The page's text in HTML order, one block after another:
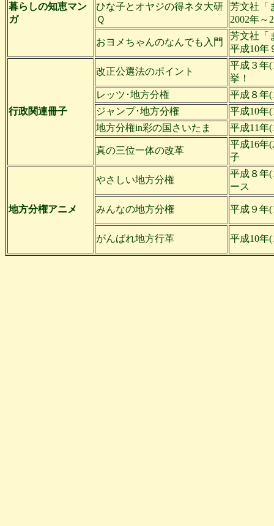
暮らしの知恵マン
ガ
ひな子とオヤジの得ネタ大研
Ｑ
芳文社「
2002年～
おヨメちゃんのなんでも入門
芳文社「
平成10年
行政関連冊子
改正公選法のポイント
平成３年
挙！
レッツ･地方分権
平成８年
ジャンプ･地方分権
平成10年
地方分権in彩の国さいたま
平成11年
真の三位一体の改革
平成16年
子
地方分権アニメ
やさしい地方分権
平成８年
ース
みんなの地方分権 平成９年
がんばれ地方行革 平成10年